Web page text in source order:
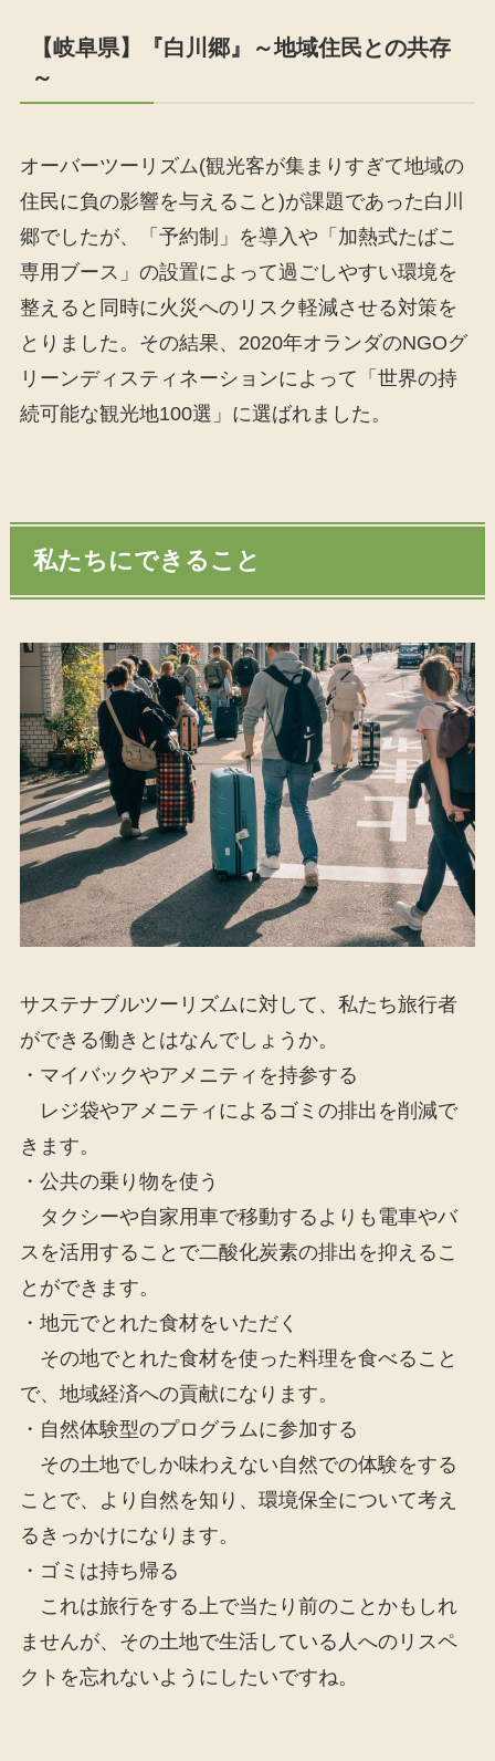
【岐阜県】『白川郷』～地域住民との共存
～
オーバーツーリズム(観光客が集まりすぎて地域の
住民に負の影響を与えること)が課題であった白川
郷でしたが、「予約制」を導入や「加熱式たばこ
専用ブース」の設置によって過ごしやすい環境を
整えると同時に火災へのリスク軽減させる対策を
とりました。その結果、2020年オランダのNGOグ
リーンディスティネーションによって「世界の持
続可能な観光地100選」に選ばれました。
私たちにできること
サステナブルツーリズムに対して、私たち旅行者
ができる働きとはなんでしょうか。
・マイバックやアメニティを持参する
レジ袋やアメニティによるゴミの排出を削減で
きます。
・公共の乗り物を使う
タクシーや自家用車で移動するよりも電車やバ
スを活用することで二酸化炭素の排出を抑えるこ
とができます。
・地元でとれた食材をいただく
その地でとれた食材を使った料理を食べること
で、地域経済への貢献になります。
・自然体験型のプログラムに参加する
その土地でしか味わえない自然での体験をする
ことで、より自然を知り、環境保全について考え
るきっかけになります。
・ゴミは持ち帰る
これは旅行をする上で当たり前のことかもしれ
ませんが、その土地で生活している人へのリスペ
クトを忘れないようにしたいですね。